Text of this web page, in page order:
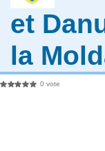
et
la
0 vote